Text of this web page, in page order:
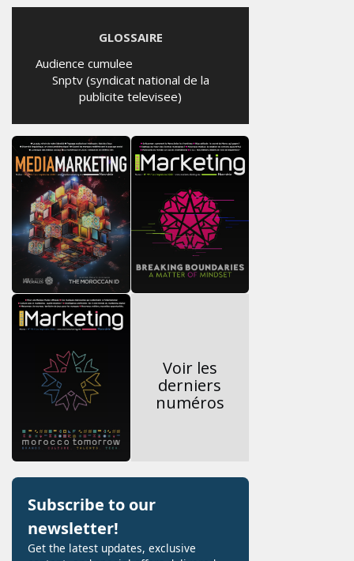
GLOSSAIRE
Audience cumulee
Snptv (syndicat national de la
publicite televisee)
Voir les
derniers
numéros